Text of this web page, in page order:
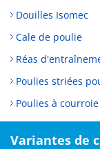
Douilles Isomec
Cale de poulie
Réas
Poulies striées
Poulies à
Variantes de